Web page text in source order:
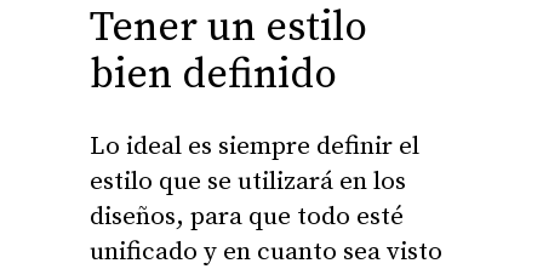
Tener un estilo
bien definido
Lo ideal es siempre definir el
estilo que se utilizará en los
diseños, para que todo esté
unificado y en cuanto sea visto